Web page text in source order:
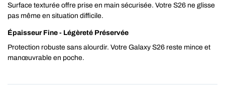
Surface texturée offre prise en main sécurisée. Votre S26 ne glisse
pas même en situation difficile.
Épaisseur Fine - Légèreté Préservée
Protection robuste sans alourdir. Votre Galaxy S26 reste mince et
manœuvrable en poche.